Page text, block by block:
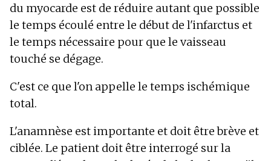
du myocarde est de réduire autant que possible
le temps écoulé entre le début de l'infarctus et
le temps nécessaire pour que le vaisseau
touché se dégage.
C'est ce que l'on appelle le temps ischémique
total.
L'anamnèse est importante et doit être brève et
ciblée. Le patient doit être interrogé sur la